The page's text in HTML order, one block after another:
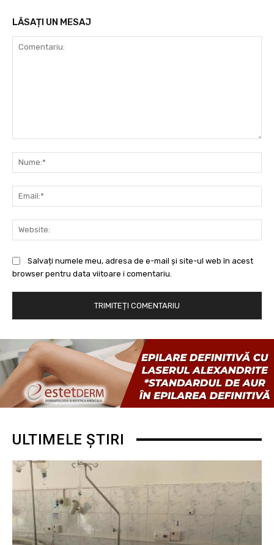
LĂSAȚI UN MESAJ
Salvați numele meu, adresa de e-mail și site-ul web în acest
browser pentru data viitoare i comentariu.
ULTIMELE ȘTIRI